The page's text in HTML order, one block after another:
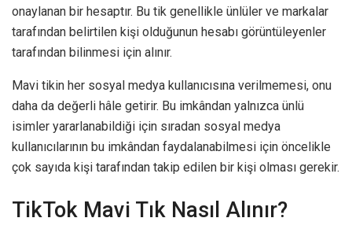
onaylanan bir hesaptır. Bu tik genellikle ünlüler ve markalar
tarafından belirtilen kişi olduğunun hesabı görüntüleyenler
tarafından bilinmesi için alınır.
Mavi tikin her sosyal medya kullanıcısına verilmemesi, onu
daha da değerli hâle getirir. Bu imkândan yalnızca ünlü
isimler yararlanabildiği için sıradan sosyal medya
kullanıcılarının bu imkândan faydalanabilmesi için öncelikle
çok sayıda kişi tarafından takip edilen bir kişi olması gerekir.
TikTok Mavi Tık Nasıl Alınır?